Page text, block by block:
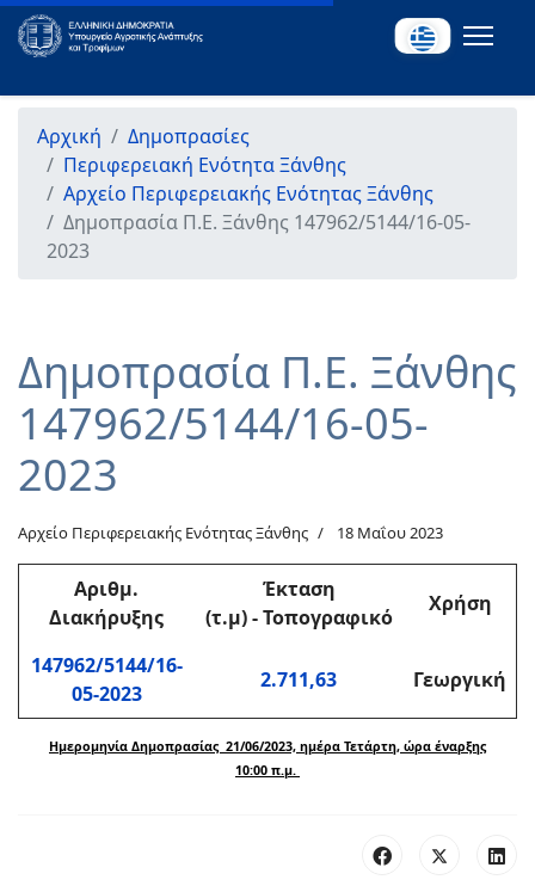
Αρχική
Δημοπρασίες
Περιφερειακή Ενότητα Ξάνθης
Αρχείο Περιφερειακής Ενότητας Ξάνθης
Δημοπρασία Π.Ε. Ξάνθης 147962/5144/16-05-
2023
Δημοπρασία Π.Ε. Ξάνθης
147962/5144/16-05-
2023
Αρχείο Περιφερειακής Ενότητας Ξάνθης 18 Μαΐου 2023
Αριθμ.
Διακήρυξης
Έκταση
(τ.μ)-Τοπογραφικό
Χρήση
147962/5144/16-
05-2023
2.711,63 Γεωργική
Ημερομηνία Δημοπρασίας 21/06/2023, ημέρα Τετάρτη, ώρα έναρξης
10:00 π.μ.